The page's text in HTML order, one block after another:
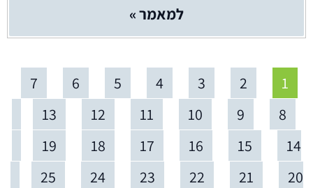
למאמר »
1
2
3
4
5
6
7
8
9
10
11
12
13
14
15
16
17
18
19
20
21
22
23
24
25